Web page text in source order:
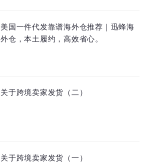
美国一件代发靠谱海外仓推荐｜迅蜂海
外仓，本土履约，高效省心。
关于跨境卖家发货（二）
关于跨境卖家发货（一）